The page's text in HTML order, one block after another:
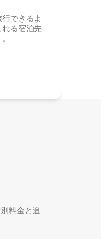
できるよ
れる宿泊先
料金と追